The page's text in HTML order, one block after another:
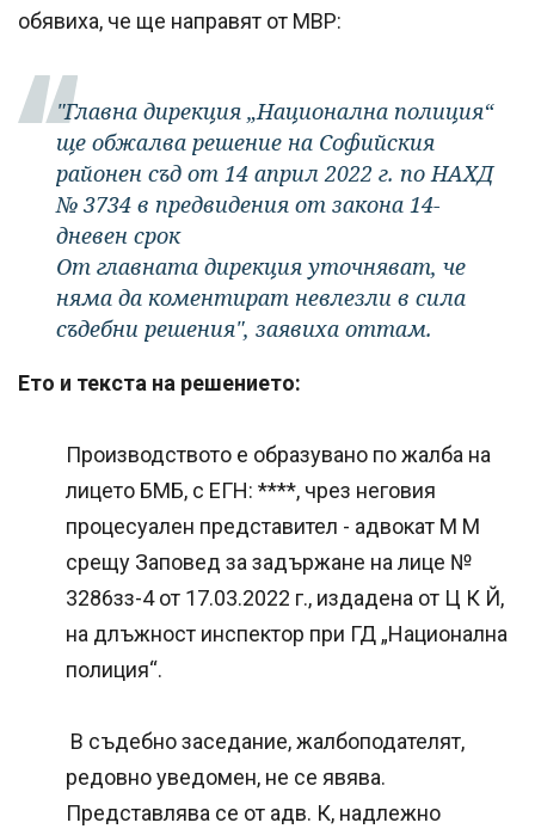
обявиха, че ще направят от МВР:
"Главна дирекция „Национална полиция“
ще обжалва решение на Софийския
районен съд от 14 април 2022 г. по НАХД
№ 3734 в предвидения от закона 14-
дневен срок
От главната дирекция уточняват, че
няма да коментират невлезли в сила
съдебни решения", заявиха оттам.
Ето и текста на решението:
Производството е образувано по жалба на
лицето БМБ, с ЕГН: ****, чрез неговия
процесуален представител - адвокат М М
срещу Заповед за задържане на лице №
3286зз-4 от 17.03.2022 г., издадена от Ц К Й,
на длъжност инспектор при ГД „Национална
полиция“.
В съдебно заседание, жалбоподателят,
редовно уведомен, не се явява.
Представлява се от адв. К, надлежно